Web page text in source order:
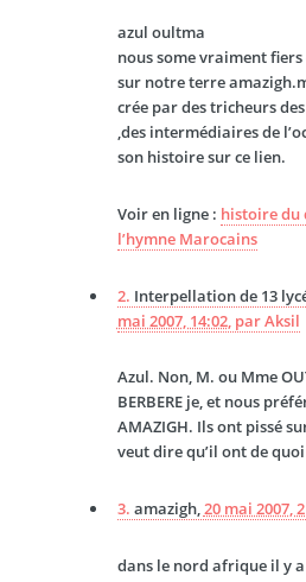
azul oultma
nous some vraiment fiers
sur notre terre
crée par des tricheurs
,des intermédiaires de
son histoire sur ce lien.
Voir en ligne : histoire du
l’hymne Marocains
2. Interpellation de 13
mai 2007, 14:02, parAksil
Azul. Non, M. ou Mme
BERBERE je, et nous
AMAZIGH. Ils ont pissé
veut dire qu’il ont de
3. amazigh,20 mai 2007,
dans le nord afrique il y